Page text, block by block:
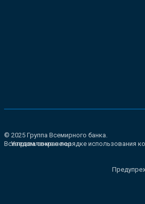
© 2025 Группа Всемирного банка.
Все права сохранены.
Уведомление о порядке использования